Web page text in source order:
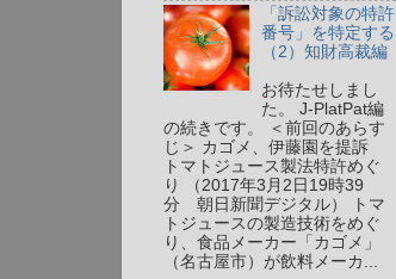
「訴訟対象の特許
番号」を特定する
（2）知財高裁編
お待たせしまし
た。 J-PlatPat編
の続きです。 ＜前回のあらす
じ＞ カゴメ、伊藤園を提訴
トマトジュース製法特許めぐ
り （2017年3月2日19時39
分 朝日新聞デジタル） トマ
トジュースの製造技術をめぐ
り、食品メーカー「カゴメ」
（名古屋市）が飲料メーカ...